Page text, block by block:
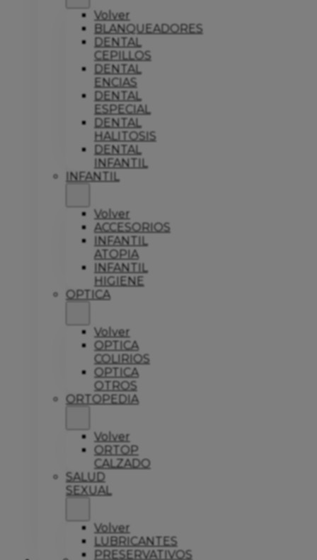
Volver
BLANQUEADORES
DENTAL
CEPILLOS
DENTAL
ENCIAS
DENTAL
ESPECIAL
DENTAL
HALITOSIS
DENTAL
INFANTIL
INFANTIL
Volver
ACCESORIOS
INFANTIL
ATOPIA
INFANTIL
HIGIENE
OPTICA
Volver
OPTICA
COLIRIOS
OPTICA
OTROS
ORTOPEDIA
Volver
ORTOP
CALZADO
SALUD
SEXUAL
Volver
LUBRICANTES
PRESERVATIVOS